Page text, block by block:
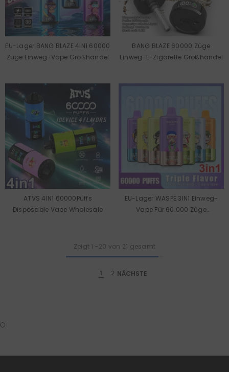
EU-Lager BANG BLAZE 4IN1 60000
Züge Einweg-Vape Großhandel
BANG BLAZE 60000 Züge
Einweg-E-Zigarette Großhandel
ATVS 4IN1 60000Puffs
Disposable Vape Wholesale
EU-Lager WASPE 3IN1 Einweg-
Vape Für 60.000 Züge
Zeigt 1 -20 von 21 gesamt
1 2 NÄCHSTE